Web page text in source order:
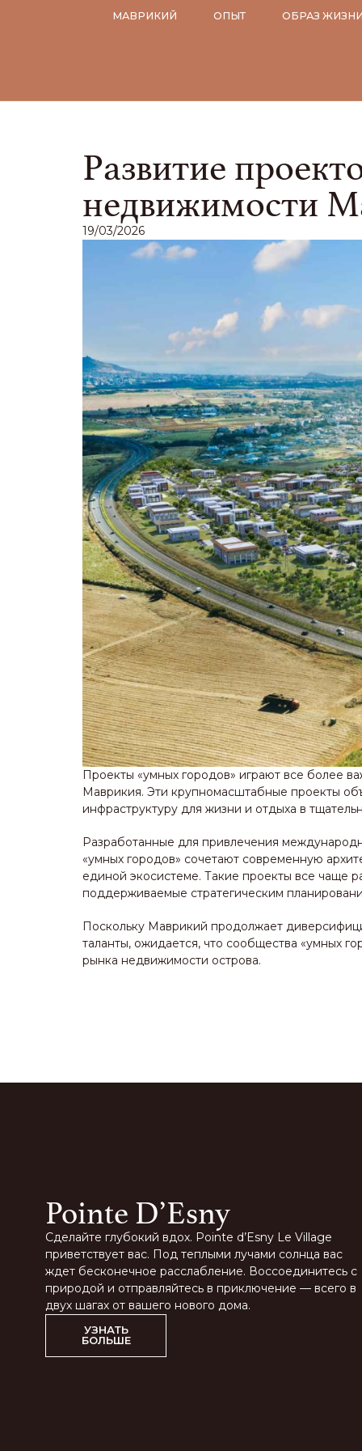
МАВРИКИЙ ОПЫТ ОБРАЗ
Развитие
недвижимости
19/03/2026
Проекты «умных городов» играют все более
Маврикия. Эти крупномасштабные проекты
инфраструктуру для жизни и отдыха в
Разработанные для привлечения
«умных городов» сочетают современную
единой экосистеме. Такие проекты все чаще
поддерживаемые стратегическим
Поскольку Маврикий продолжает
таланты, ожидается, что сообщества «умных
рынка недвижимости острова.
Pointe D’Esny
Сделайте глубокий вдох. Pointe d’Esny Le Village
приветствует вас. Под теплыми лучами солнца вас
ждет бесконечное расслабление. Воссоединитесь с
природой и отправляйтесь в приключение — всего в
двух шагах от вашего нового дома.
УЗНАТЬ
БОЛЬШЕ